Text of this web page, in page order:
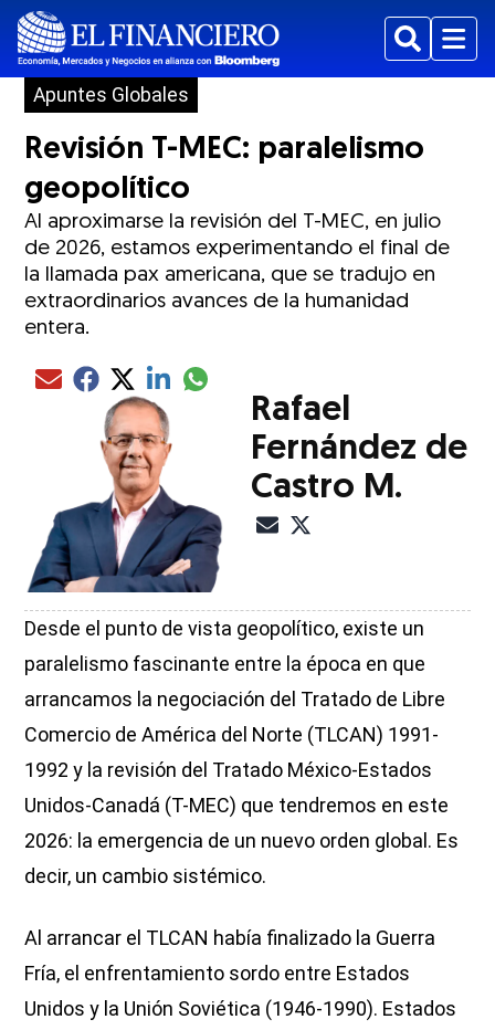
BuscarMenu
Apuntes Globales
Revisión T-MEC: paralelismo
geopolítico
Al aproximarse la revisión del T-MEC, en julio
de 2026, estamos experimentando el final de
la llamada pax americana, que se tradujo en
extraordinarios avances de la humanidad
entera.
Compartir el artículo actual mediante Email
Compartir el artículo actual mediante Facebook
Compartir el artículo actual mediante Twitter
Compartir el artículo actual mediante LinkedIn
Compartir el artículo actual mediante
Rafael
Fernández de
Castro M.
Desde el punto de vista geopolítico, existe un
paralelismo fascinante entre la época en que
arrancamos la negociación del Tratado de Libre
Comercio de América del Norte (TLCAN) 1991-
1992 y la revisión del Tratado México-Estados
Unidos-Canadá (T-MEC) que tendremos en este
2026: la emergencia de un nuevo orden global. Es
decir, un cambio sistémico.
Al arrancar el TLCAN había finalizado la Guerra
Fría, el enfrentamiento sordo entre Estados
Unidos y la Unión Soviética (1946-1990). Estados